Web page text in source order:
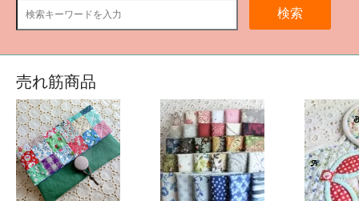
検索
売れ筋商品